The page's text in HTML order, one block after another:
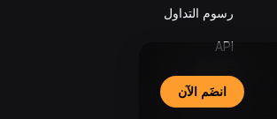
رسوم التداول
API
التحقق من
السلامة
انضَم الآن